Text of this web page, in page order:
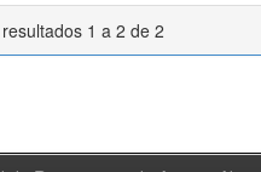
1 a 2 de 2